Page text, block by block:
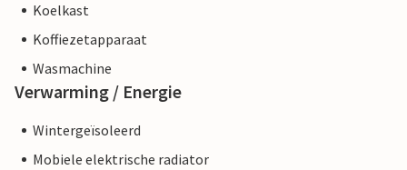
Koelkast
Koffiezetapparaat
Wasmachine
Verwarming / Energie
Wintergeïsoleerd
Mobiele elektrische radiator